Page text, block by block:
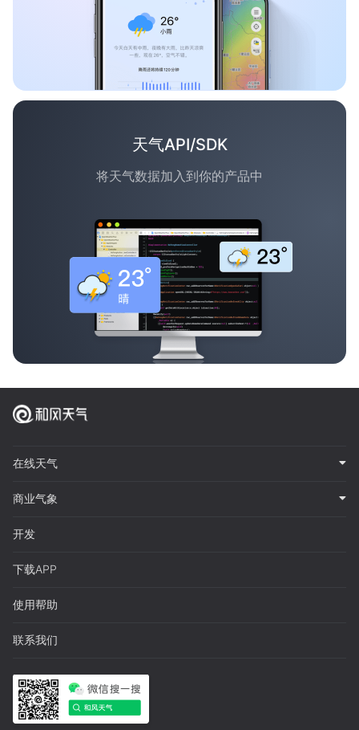
天气API/SDK
将天气数据加入到你的产品中
在线天气
商业气象
开发
下载APP
使用帮助
联系我们